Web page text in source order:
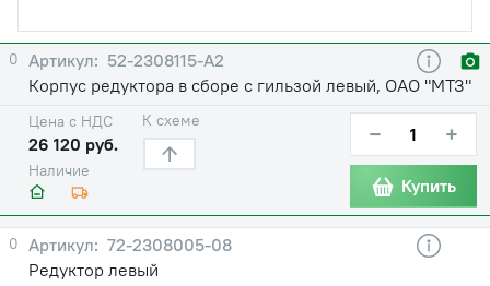
0
52-2308115-А2
Корпус редуктора в сборе с гильзой левый, ОАО "МТЗ"
Наличие
Цена с НДС
26 120 руб.
К схеме − +
Купить
0
72-2308005-08
Редуктор левый